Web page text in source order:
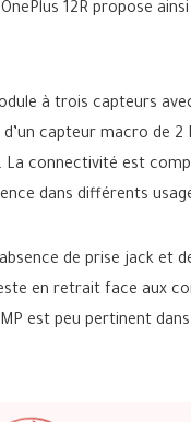
12R propose
à trois capteurs
capteur macro de 2
connectivité est
dans différents
de prise jack et
en retrait face aux
est peu pertinent